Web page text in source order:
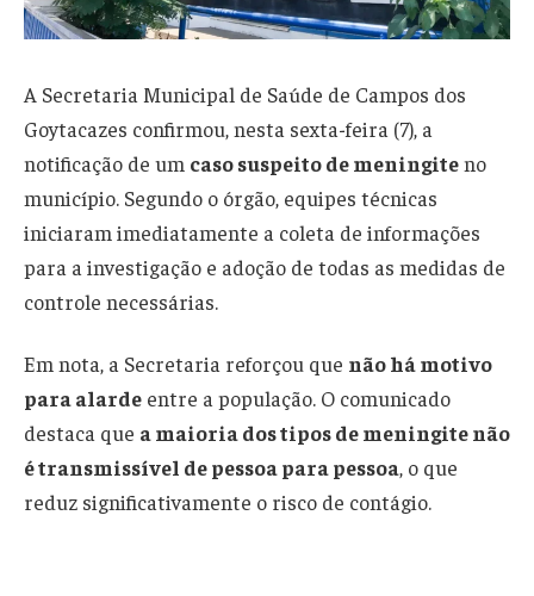
A Secretaria Municipal de Saúde de Campos dos
Goytacazes confirmou, nesta sexta-feira (7), a
notificação de um caso suspeito de meningiteno
município. Segundo o órgão, equipes técnicas
iniciaram imediatamente a coleta de informações
para a investigação e adoção de todas as medidas de
controle necessárias.
Em nota, a Secretaria reforçou que não há motivo
para alarde entre a população. O comunicado
destaca que a maioria dos tipos de meningite não
é transmissível de pessoa para pessoa, o que
reduz significativamente o risco de contágio.